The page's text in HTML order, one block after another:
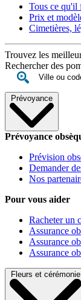
Tous ce qu'il
Prix et
Cimetières,
Trouvez les
Rechercher des
Prévoyance
Prévoyance
Prévision
Demander
Nos
Pour vous aider
Racheter un
Assurance
Assurance
Assurance
Fleurs et cérémonie